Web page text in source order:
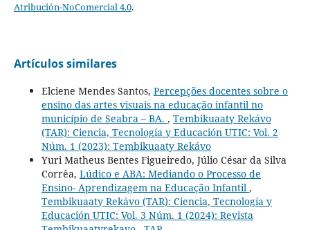
Atribución-NoComercial 4.0.
Artículos similares
Elciene Mendes Santos, Percepções docentes sobre o
ensino das artes visuais na educação infantil no
município de Seabra – BA. , Tembikuaaty Rekávo
(TAR): Ciencia, Tecnología y Educación UTIC: Vol. 2
Núm. 1 (2023): Tembikuaaty Rekávo
Yuri Matheus Bentes Figueiredo, Júlio César da Silva
Corrêa, Lúdico e ABA: Mediando o Processo de
Ensino- Aprendizagem na Educação Infantil ,
Tembikuaaty Rekávo (TAR): Ciencia, Tecnología y
Educación UTIC: Vol. 3 Núm. 1 (2024): Revista